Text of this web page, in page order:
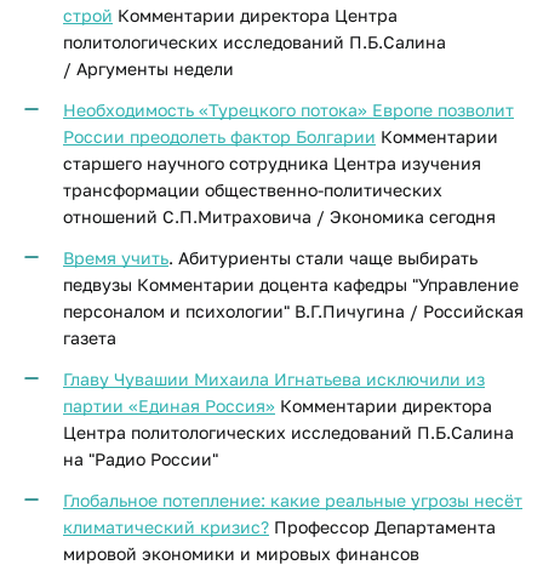
строй Комментарии директора Центра
политологических исследований П.Б.Салина
/ Аргументы недели
Необходимость «Турецкого потока» Европе позволит
России преодолеть фактор Болгарии Комментарии
старшего научного сотрудника Центра изучения
трансформации общественно-политических
отношений С.П.Митраховича / Экономика сегодня
Время учить. Абитуриенты стали чаще выбирать
педвузы Комментарии доцента кафедры "Управление
персоналом и психологии" В.Г.Пичугина / Российская
газета
Главу Чувашии Михаила Игнатьева исключили из
партии «Единая Россия» Комментарии директора
Центра политологических исследований П.Б.Салина
на "Радио России"
Глобальное потепление: какие реальные угрозы несёт
климатический кризис? Профессор Департамента
мировой экономики и мировых финансов